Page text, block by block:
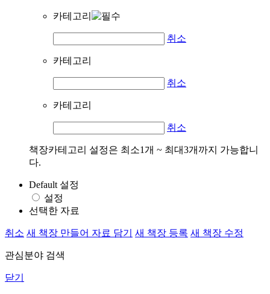
카테고리
취소
카테고리
취소
카테고리
취소
책장카테고리 설정은 최소1개 ~ 최대3개까지 가능합니
다.
Default 설정
설정
선택한 자료
취소 새 책장 만들어 자료 담기 새 책장 등록 새 책장 수정
관심분야 검색
닫기